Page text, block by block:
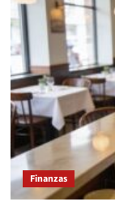
Finanzas